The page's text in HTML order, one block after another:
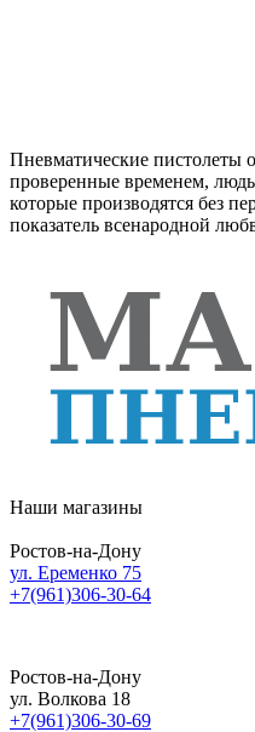
Пневматические
проверенные временем,
которые производятся без
показатель всенародной
Наши магазины
Ростов-на-Дону
ул. Еременко 75
+7(961)306-30-64
Ростов-на-Дону
ул. Волкова 18
+7(961)306-30-69